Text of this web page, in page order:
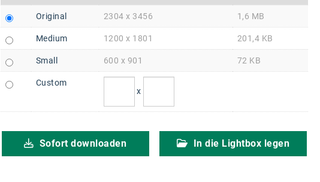
Original 2304 x 3456 1,6 MB
Medium 1200 x 1801 201,4 KB
Small 600 x 901 72 KB
Custom
x
Sofort downloaden In die Lightbox legen